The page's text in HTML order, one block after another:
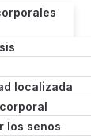
localizada
los senos